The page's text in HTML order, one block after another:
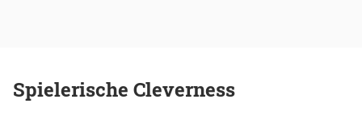
Spielerische Cleverness